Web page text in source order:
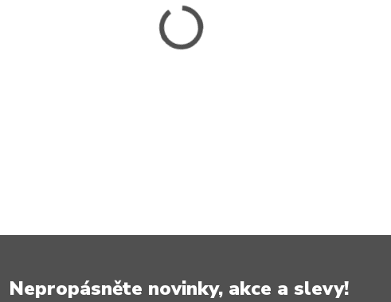
Nepropásněte novinky, akce a slevy!